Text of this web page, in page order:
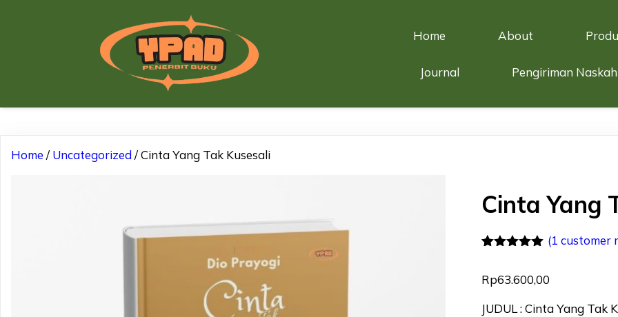
Home About
Journal Pengiriman Naskah
Home /Uncategorized/ Cinta Yang Tak Kusesali
Cinta Yang
based on
rating
(1 customer
Rp63.600,00
JUDUL : Cinta Yang Tak